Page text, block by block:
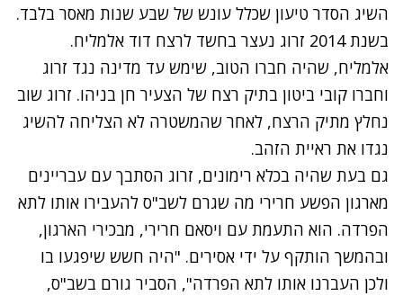
השיג הסדר טיעון שכלל עונש של שבע שנות מאסר בלבד.
בשנת 2014 זרוג נעצר בחשד לרצח דוד אלמליח.
אלמליח, שהיה חברו הטוב, שימש עד מדינה נגד זרוג
וחברו קובי ביטון בתיק רצח של הצעיר חן בניהו. זרוג שוב
נחלץ מתיק הרצח, לאחר שהמשטרה לא הצליחה להשיג
נגדו את ראיית הזהב.
גם בעת שהיה בכלא רימונים, זרוג הסתבך עם עבריינים
מארגון הפשע חרירי מה שגרם לשב"ס להעבירו אותו לתא
הפרדה. הוא התעמת עם ויסאם חרירי, מבכירי הארגון,
ובהמשך הותקף על ידי אסירים. "היה חשש שיפגעו בו
ולכן העברנו אותו לתא הפרדה", הסביר גורם בשב"ס,